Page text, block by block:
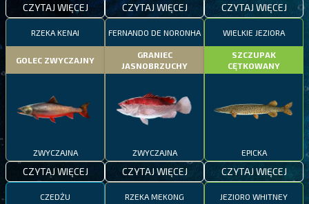
CZYTAJ WIĘCEJ CZYTAJ WIĘCEJ CZYTAJ WIĘCEJ
RZEKA KENAI
GOLEC ZWYCZAJNY
ZWYCZAJNA
CZYTAJ WIĘCEJ
FERNANDO DE NORONHA
GRANIEC
JASNOBRZUCHY
ZWYCZAJNA
CZYTAJ WIĘCEJ
WIELKIE JEZIORA
SZCZUPAK
CĘTKOWANY
EPICKA
CZYTAJ WIĘCEJ
CZEDŻU RZEKA MEKONG JEZIORO WHITNEY